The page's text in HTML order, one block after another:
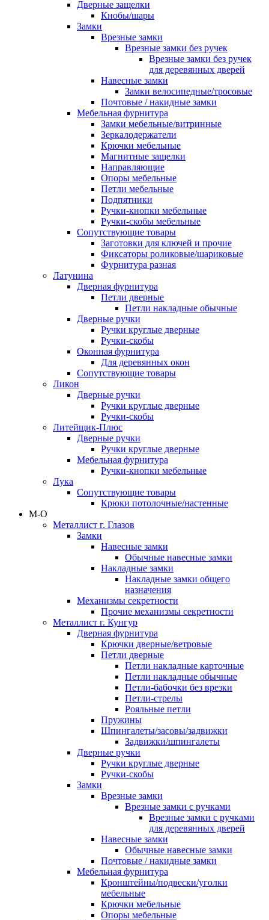
Дверные защелки
Кнобы/шары
Замки
Врезные замки
Врезные замки без ручек
Врезные замки без ручек
для деревянных дверей
Навесные замки
Замки велосипедные/тросовые
Почтовые / накидные замки
Мебельная фурнитура
Замки мебельные/витринные
Зеркалодержатели
Крючки мебельные
Магнитные защелки
Направляющие
Опоры мебельные
Петли мебельные
Подпятники
Ручки-кнопки мебельные
Ручки-скобы мебельные
Сопутствующие товары
Заготовки для ключей и прочие
Фиксаторы роликовые/шариковые
Фурнитура разная
Латунина
Дверная фурнитура
Петли дверные
Петли накладные обычные
Дверные ручки
Ручки круглые дверные
Ручки-скобы
Оконная фурнитура
Для деревянных окон
Сопутствующие товары
Ликон
Дверные ручки
Ручки круглые дверные
Ручки-скобы
Литейщик-Плюс
Дверные ручки
Ручки круглые дверные
Мебельная фурнитура
Ручки-кнопки мебельные
Лука
Сопутствующие товары
Крюки потолочные/настенные
М-О
Металлист г. Глазов
Замки
Навесные замки
Обычные навесные замки
Накладные замки
Накладные замки общего
назначения
Механизмы секретности
Прочие механизмы секретности
Металлист г. Кунгур
Дверная фурнитура
Крючки дверные/ветровые
Петли дверные
Петли накладные карточные
Петли накладные обычные
Петли-бабочки без врезки
Петли-стрелы
Рояльные петли
Пружины
Шпингалеты/засовы/задвижки
Задвижки/шпингалеты
Дверные ручки
Ручки круглые дверные
Ручки-скобы
Замки
Врезные замки
Врезные замки с ручками
Врезные замки с ручками
для деревянных дверей
Навесные замки
Обычные навесные замки
Почтовые / накидные замки
Мебельная фурнитура
Кронштейны/подвески/уголки
мебельные
Крючки мебельные
Опоры мебельные